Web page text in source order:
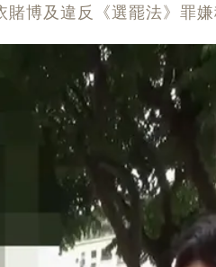
博及違反《選罷法》罪嫌